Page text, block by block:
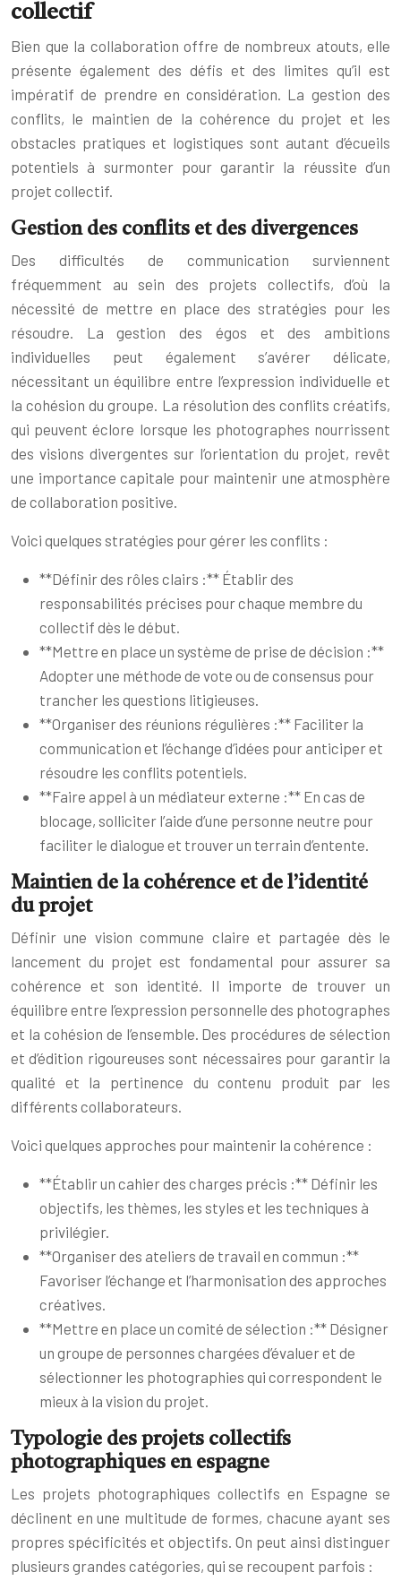
collectif
Bien que la collaboration offre de nombreux atouts, elle
présente également des défis et des limites qu’il est
impératif de prendre en considération. La gestion des
conflits, le maintien de la cohérence du projet et les
obstacles pratiques et logistiques sont autant d’écueils
potentiels à surmonter pour garantir la réussite d’un
projet collectif.
Gestion des conflits et des divergences
Des difficultés de communication surviennent
fréquemment au sein des projets collectifs, d’où la
nécessité de mettre en place des stratégies pour les
résoudre. La gestion des égos et des ambitions
individuelles peut également s’avérer délicate,
nécessitant un équilibre entre l’expression individuelle et
la cohésion du groupe. La résolution des conflits créatifs,
qui peuvent éclore lorsque les photographes nourrissent
des visions divergentes sur l’orientation du projet, revêt
une importance capitale pour maintenir une atmosphère
de collaboration positive.
Voici quelques stratégies pour gérer les conflits :
**Définir des rôles clairs :** Établir des
responsabilités précises pour chaque membre du
collectif dès le début.
**Mettre en place un système de prise de décision :**
Adopter une méthode de vote ou de consensus pour
trancher les questions litigieuses.
**Organiser des réunions régulières :** Faciliter la
communication et l’échange d’idées pour anticiper et
résoudre les conflits potentiels.
**Faire appel à un médiateur externe :** En cas de
blocage, solliciter l’aide d’une personne neutre pour
faciliter le dialogue et trouver un terrain d’entente.
Maintien de la cohérence et de l’identité
du projet
Définir une vision commune claire et partagée dès le
lancement du projet est fondamental pour assurer sa
cohérence et son identité. Il importe de trouver un
équilibre entre l’expression personnelle des photographes
et la cohésion de l’ensemble. Des procédures de sélection
et d’édition rigoureuses sont nécessaires pour garantir la
qualité et la pertinence du contenu produit par les
différents collaborateurs.
Voici quelques approches pour maintenir la cohérence :
**Établir un cahier des charges précis :** Définir les
objectifs, les thèmes, les styles et les techniques à
privilégier.
**Organiser des ateliers de travail en commun :**
Favoriser l’échange et l’harmonisation des approches
créatives.
**Mettre en place un comité de sélection :** Désigner
un groupe de personnes chargées d’évaluer et de
sélectionner les photographies qui correspondent le
mieux à la vision du projet.
Typologie des projets collectifs
photographiques en espagne
Les projets photographiques collectifs en Espagne se
déclinent en une multitude de formes, chacune ayant ses
propres spécificités et objectifs. On peut ainsi distinguer
plusieurs grandes catégories, qui se recoupent parfois :